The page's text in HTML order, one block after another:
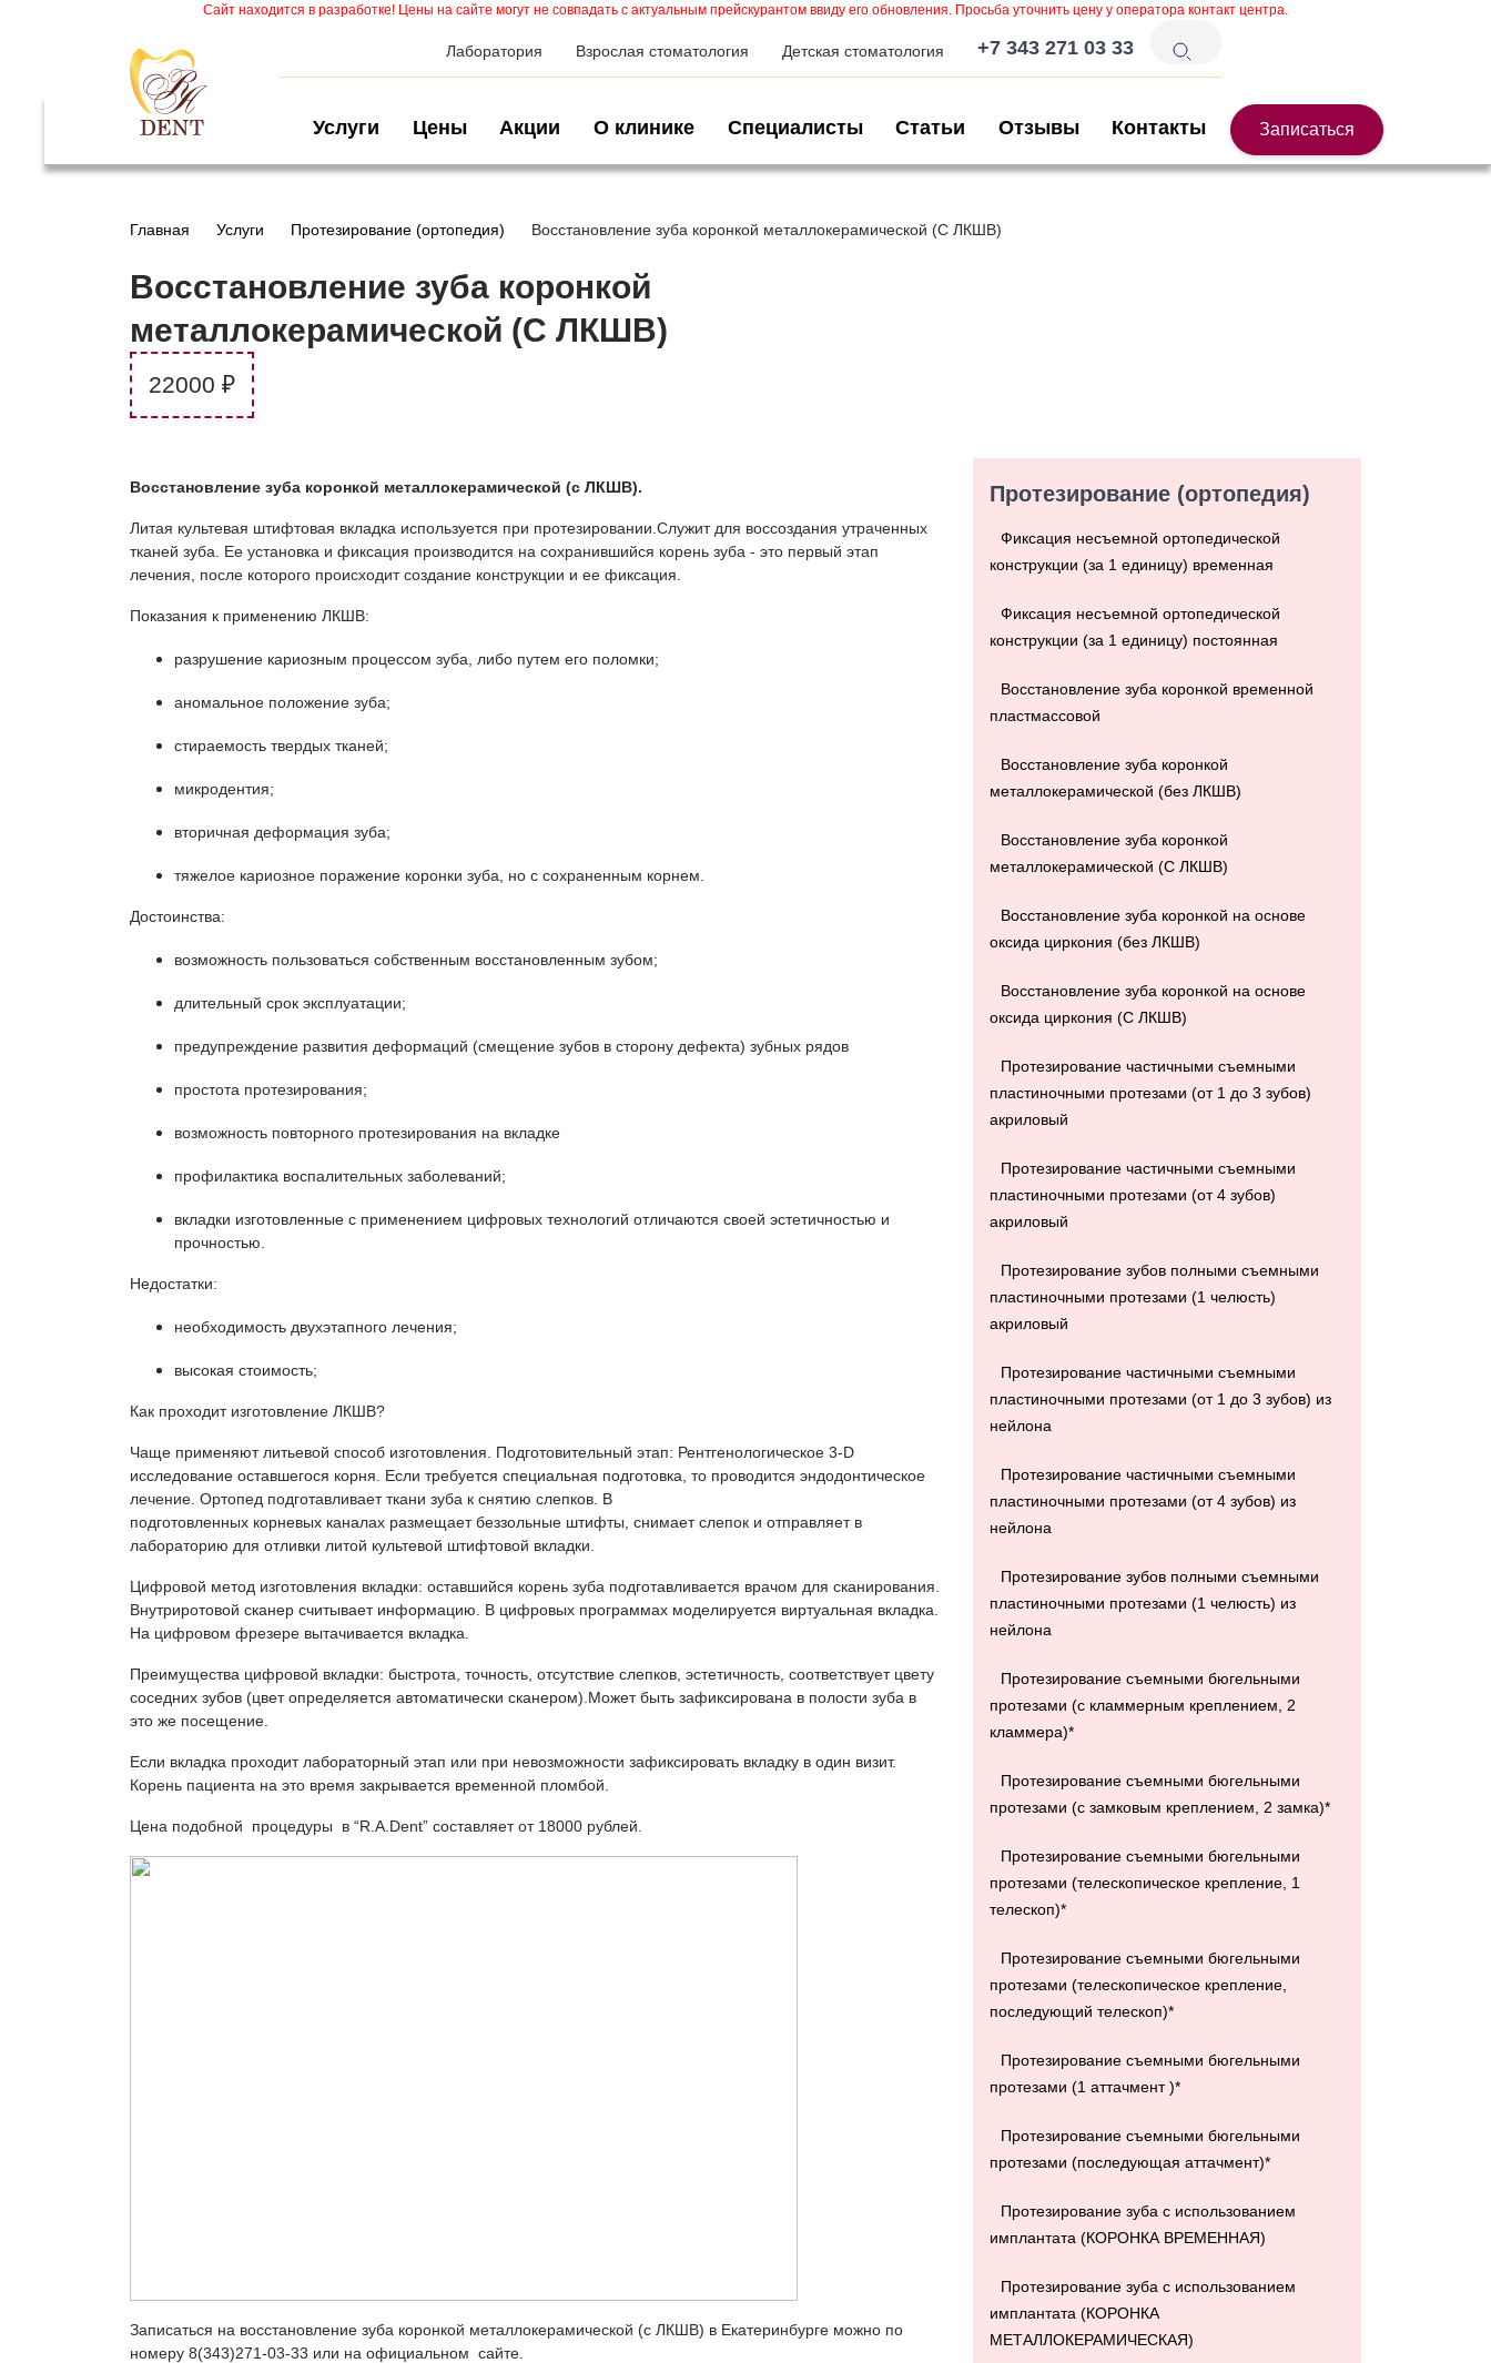
Сайт находится в разработке! Цены на сайте могут не совпадать с актуальным прейскурантом ввиду его обновления. Просьба уточнить цену у оператора контакт центра.
Лаборатория Взрослая стоматология Детская стоматология +7 343 271 03 33
Услуги Цены Акции О клинике Специалисты Статьи Отзывы Контакты Записаться
Главная Услуги Протезирование (ортопедия) Восстановление зуба коронкой металлокерамической (С ЛКШВ)
Восстановление зуба коронкой
металлокерамической (С ЛКШВ)
22000 ₽
Восстановление зуба коронкой металлокерамической (с ЛКШВ).
Литая культевая штифтовая вкладка используется при протезировании.Служит для воссоздания утраченных
тканей зуба. Ее установка и фиксация производится на сохранившийся корень зуба - это первый этап
лечения, после которого происходит создание конструкции и ее фиксация.
Показания к применению ЛКШВ:
разрушение кариозным процессом зуба, либо путем его поломки;
аномальное положение зуба;
стираемость твердых тканей;
микродентия;
вторичная деформация зуба;
тяжелое кариозное поражение коронки зуба, но с сохраненным корнем.
Достоинства:
возможность пользоваться собственным восстановленным зубом;
длительный срок эксплуатации;
предупреждение развития деформаций (смещение зубов в сторону дефекта) зубных рядов
простота протезирования;
возможность повторного протезирования на вкладке
профилактика воспалительных заболеваний;
вкладки изготовленные с применением цифровых технологий отличаются своей эстетичностью и
прочностью.
Недостатки:
необходимость двухэтапного лечения;
высокая стоимость;
Как проходит изготовление ЛКШВ?
Чаще применяют литьевой способ изготовления. Подготовительный этап: Рентгенологическое 3-D
исследование оставшегося корня. Если требуется специальная подготовка, то проводится эндодонтическое
лечение. Ортопед подготавливает ткани зуба к снятию слепков. В
подготовленных корневых каналах размещает беззольные штифты, снимает слепок и отправляет в
лабораторию для отливки литой культевой штифтовой вкладки.
Цифровой метод изготовления вкладки: оставшийся корень зуба подготавливается врачом для сканирования.
Внутриротовой сканер считывает информацию. В цифровых программах моделируется виртуальная вкладка.
На цифровом фрезере вытачивается вкладка.
Преимущества цифровой вкладки: быстрота, точность, отсутствие слепков, эстетичность, соответствует цвету
соседних зубов (цвет определяется автоматически сканером).Может быть зафиксирована в полости зуба в
это же посещение.
Если вкладка проходит лабораторный этап или при невозможности зафиксировать вкладку в один визит.
Корень пациента на это время закрывается временной пломбой.
Цена подобной процедуры в “R.A.Dent” составляет от 18000 рублей.
Записаться на восстановление зуба коронкой металлокерамической (с ЛКШВ) в Екатеринбурге можно по
номеру 8(343)271-03-33 или на официальном сайте.
Протезирование (ортопедия)
Фиксация несъемной ортопедической
конструкции (за 1 единицу) временная
Фиксация несъемной ортопедической
конструкции (за 1 единицу) постоянная
Восстановление зуба коронкой временной
пластмассовой
Восстановление зуба коронкой
металлокерамической (без ЛКШВ)
Восстановление зуба коронкой
металлокерамической (С ЛКШВ)
Восстановление зуба коронкой на основе
оксида циркония (без ЛКШВ)
Восстановление зуба коронкой на основе
оксида циркония (С ЛКШВ)
Протезирование частичными съемными
пластиночными протезами (от 1 до 3 зубов)
акриловый
Протезирование частичными съемными
пластиночными протезами (от 4 зубов)
акриловый
Протезирование зубов полными съемными
пластиночными протезами (1 челюсть)
акриловый
Протезирование частичными съемными
пластиночными протезами (от 1 до 3 зубов) из
нейлона
Протезирование частичными съемными
пластиночными протезами (от 4 зубов) из
нейлона
Протезирование зубов полными съемными
пластиночными протезами (1 челюсть) из
нейлона
Протезирование съемными бюгельными
протезами (с кламмерным креплением, 2
кламмера)*
Протезирование съемными бюгельными
протезами (с замковым креплением, 2 замка)*
Протезирование съемными бюгельными
протезами (телескопическое крепление, 1
телескоп)*
Протезирование съемными бюгельными
протезами (телескопическое крепление,
последующий телескоп)*
Протезирование съемными бюгельными
протезами (1 аттачмент )*
Протезирование съемными бюгельными
протезами (последующая аттачмент)*
Протезирование зуба с использованием
имплантата (КОРОНКА ВРЕМЕННАЯ)
Протезирование зуба с использованием
имплантата (КОРОНКА
МЕТАЛЛОКЕРАМИЧЕСКАЯ)